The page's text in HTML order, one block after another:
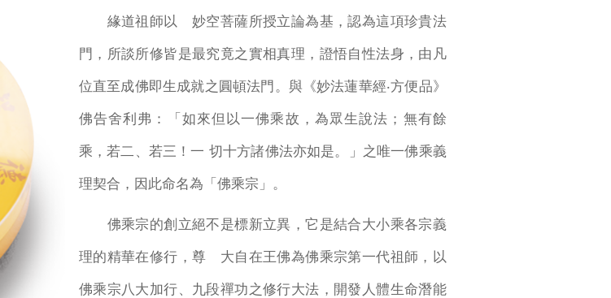
緣道祖師以 妙空菩薩所授立論為基，認為這項珍貴法
門，所談所修皆是最究竟之實相真理，證悟自性法身，由凡
位直至成佛即生成就之圓頓法門。與《妙法蓮華經‧方便品》
佛告舍利弗：「如來但以一佛乘故，為眾生說法；無有餘
乘，若二、若三！一 切十方諸佛法亦如是。」之唯一佛乘義
理契合，因此命名為「佛乘宗」。
佛乘宗的創立絕不是標新立異，它是結合大小乘各宗義
理的精華在修行，尊 大自在王佛為佛乘宗第一代祖師，以
佛乘宗八大加行、九段禪功之修行大法，開發人體生命潛能